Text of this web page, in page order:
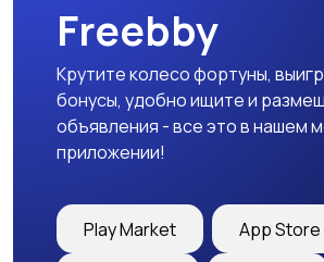
Freebby
Крутите колесо фортуны,
бонусы, удобно ищите и
объявления - все это в нашем
приложении!
Play Market App Store